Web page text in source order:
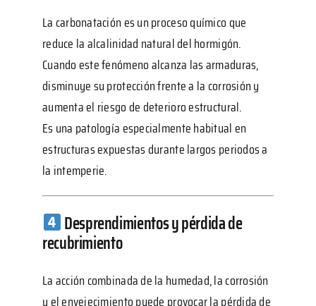
La carbonatación es un proceso químico que
reduce la alcalinidad natural del hormigón.
Cuando este fenómeno alcanza las armaduras,
disminuye su protección frente a la corrosión y
aumenta el riesgo de deterioro estructural.
Es una patología especialmente habitual en
estructuras expuestas durante largos periodos a
la intemperie.
Desprendimientos y pérdida de
recubrimiento
La acción combinada de la humedad, la corrosión
y el envejecimiento puede provocar la pérdida de